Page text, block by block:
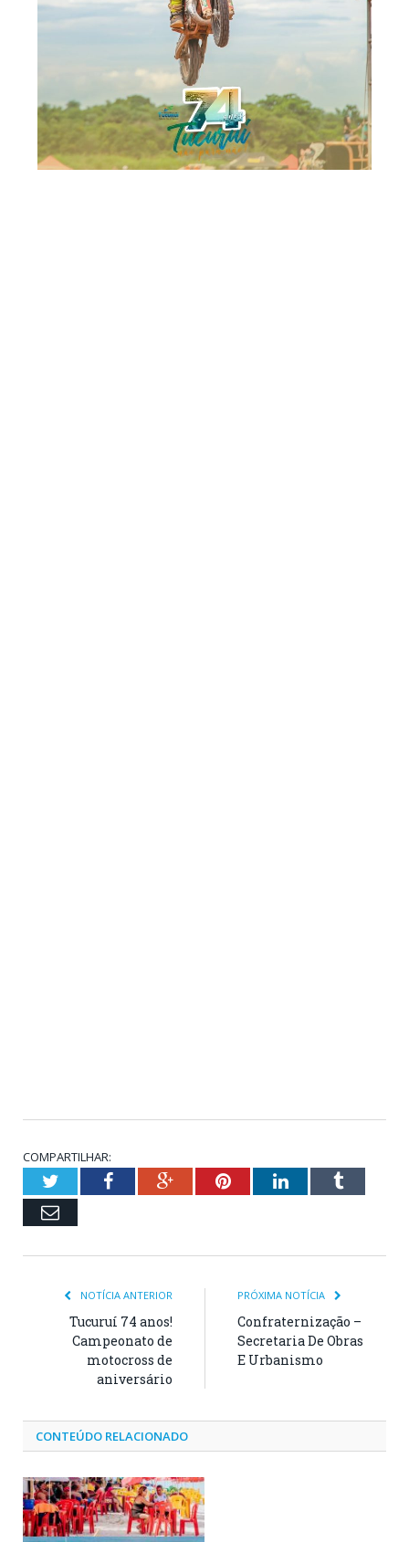
COMPARTILHAR:
TwitterFacebookGoogle+PinterestLinkedInTumblr
Email
NOTÍCIA ANTERIOR
Tucuruí 74 anos!
Campeonato de
motocross de
aniversário
PRÓXIMA NOTÍCIA
Confraternização –
Secretaria De Obras
E Urbanismo
CONTEÚDO RELACIONADO